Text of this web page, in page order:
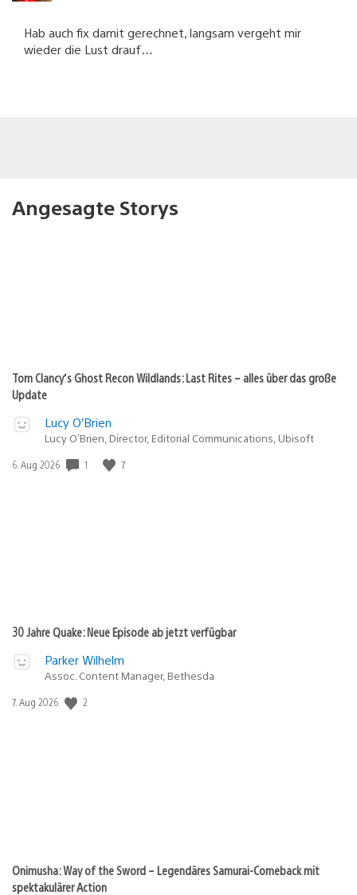
Hab auch fix damit gerechnet, langsam vergeht mir
wieder die Lust drauf…
Angesagte Storys
Tom Clancy’s Ghost Recon Wildlands: Last Rites – alles über das große
Update
Lucy O’Brien
Lucy O’Brien, Director, Editorial Communications, Ubisoft
Veröffentlichungsdatum:
6. Aug 2026 1 7
30 Jahre Quake: Neue Episode ab jetzt verfügbar
Parker Wilhelm
Assoc. Content Manager, Bethesda
Veröffentlichungsdatum:
7. Aug 2026 2
Onimusha: Way of the Sword – Legendäres Samurai-Comeback mit
spektakulärer Action